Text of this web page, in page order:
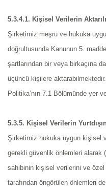
5.3.4.1. Kişisel Verilerin
Şirketimiz meşru ve hukuka
doğrultusunda Kanunun 5.
şartlarından bir veya birkaçına
üçüncü kişilere
Politika’nın 7.1 Bölümünde yer
5.3.5. Kişisel Verilerin
Şirketimiz hukuka uygun kişisel
gerekli güvenlik önlemleri alarak
sahibinin kişisel verilerini ve
tarafından öngörülen önlemleri